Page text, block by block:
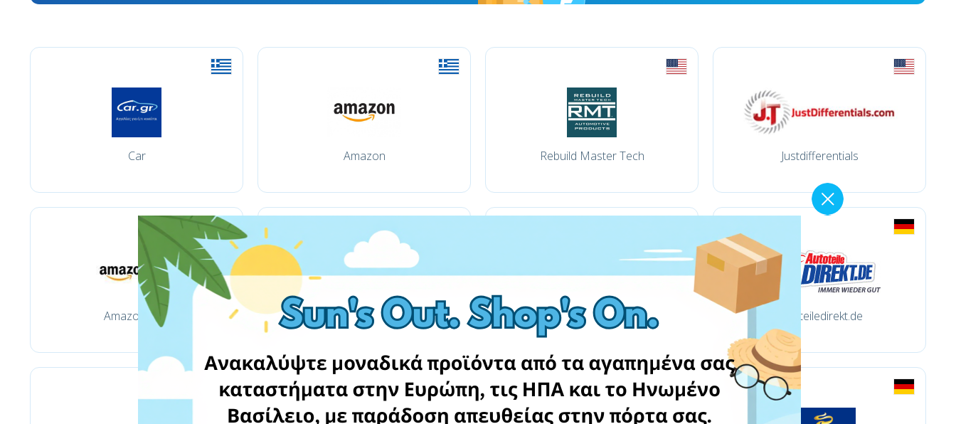
Car Amazon Rebuild Master Tech Justdifferentials
Amazon.com Amazon.com pkwteile.de autoteiledirekt.de